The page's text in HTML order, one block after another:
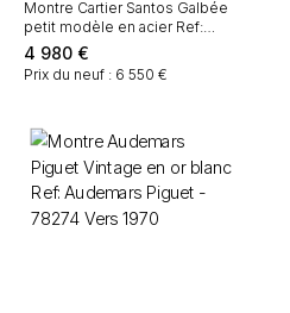
Montre Cartier Santos Galbée
petit modèle en acier Ref:
Cartier - 1565 Vers 2000
4 980 €
Prix du neuf : 6 550 €